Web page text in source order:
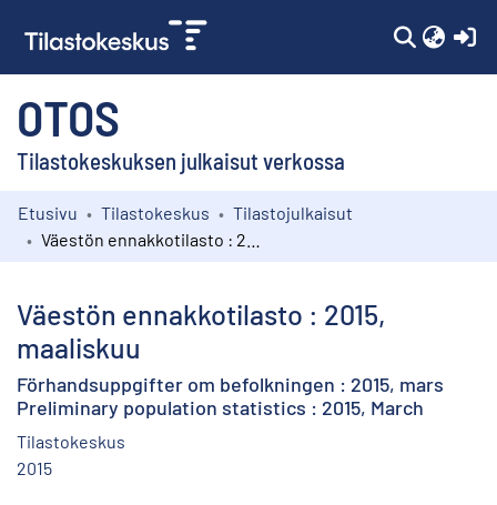
OTOS
Tilastokeskuksen julkaisut verkossa
Kokoelmat
Etusivu Tilastokeskus
Tilastojulkaisut
Väestön ennakkotilasto : 2015,
maaliskuu
Förhandsuppgifter om befolkningen : 2015, mars
Preliminary population statistics : 2015, March
Tilastokeskus
2015